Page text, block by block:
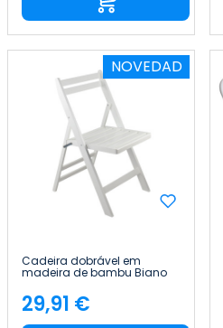
NOVEDAD
Cadeira dobrável em
madeira de bambu Biano
Preço
29,91 €